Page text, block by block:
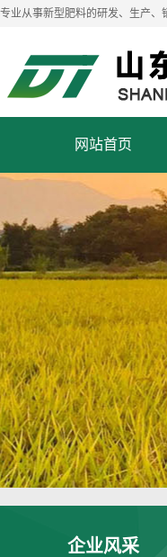
专业从事新型肥料的研发、生产、
网站首页
企业风采